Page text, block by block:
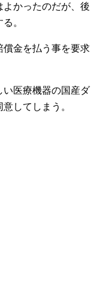
かったのだが、後
。
償金を払う事を要求
い医療機器の国産ダ
してしまう。